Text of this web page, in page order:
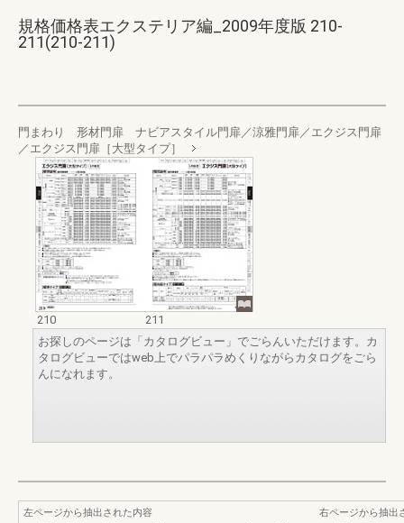
規格価格表エクステリア編_2009年度版 210-
211(210-211)
門まわり 形材門扉 ナビアスタイル門扉／涼雅門扉／エクジス門扉
／エクジス門扉［大型タイプ］
210
211
お探しのページは「カタログビュー」でごらんいただけます。カ
タログビューではweb上でパラパラめくりながらカタログをごら
んになれます。
左ページから抽出された内容
右ページから抽出